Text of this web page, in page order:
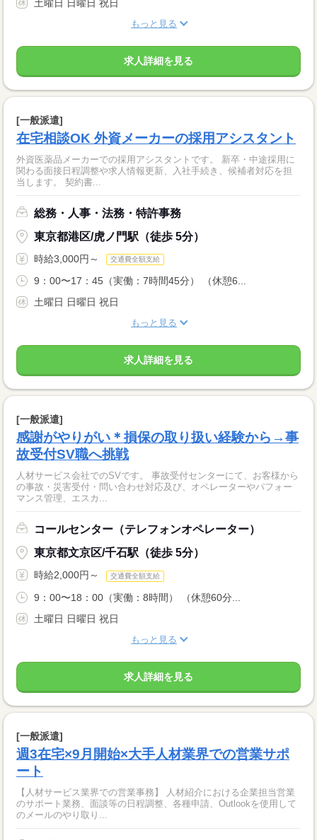
土曜日 日曜日 祝日
もっと見る
求人詳細を見る
[一般派遣]
在宅相談OK 外資メーカーの採用アシスタント
外資医薬品メーカーでの採用アシスタントです。 新卒・中途採用に
関わる面接日程調整や求人情報更新、入社手続き、候補者対応を担
当します。 契約書...
総務・人事・法務・特許事務
東京都港区/虎ノ門駅（徒歩 5分）
時給3,000円～ 交通費全額支給
9：00〜17：45（実働：7時間45分） （休憩6...
土曜日 日曜日 祝日
もっと見る
求人詳細を見る
[一般派遣]
感謝がやりがい＊損保の取り扱い経験から→事
故受付SV職へ挑戦
人材サービス会社でのSVです。 事故受付センターにて、お客様から
の事故・災害受付・問い合わせ対応及び、オペレーターやパフォー
マンス管理、エスカ...
コールセンター（テレフォンオペレーター）
東京都文京区/千石駅（徒歩 5分）
時給2,000円～ 交通費全額支給
9：00〜18：00（実働：8時間） （休憩60分...
土曜日 日曜日 祝日
もっと見る
求人詳細を見る
[一般派遣]
週3在宅×9月開始×大手人材業界での営業サポ
ート
【人材サービス業界での営業事務】 人材紹介における企業担当営業
のサポート業務、面談等の日程調整、各種申請、Outlookを使用して
のメールのやり取り...